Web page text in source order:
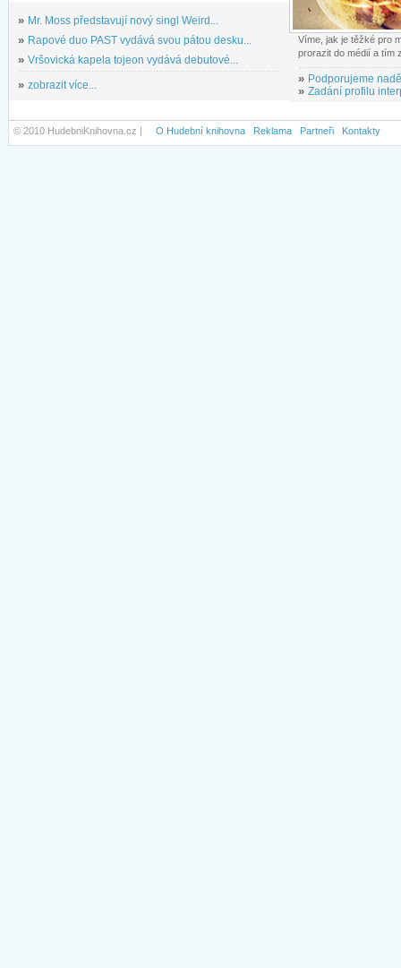
» Mr. Moss představují nový singl Weird...
» Rapové duo PAST vydává svou pátou desku...
» Vršovická kapela tojeon vydává debutové...
» zobrazit více...
Víme, jak je těžké pro
prorazit do médií a tím
» Podporujeme
» Zadání profilu
© 2010 HudebniKnihovna.cz | O Hudební knihovna Reklama Partneři Kontakty